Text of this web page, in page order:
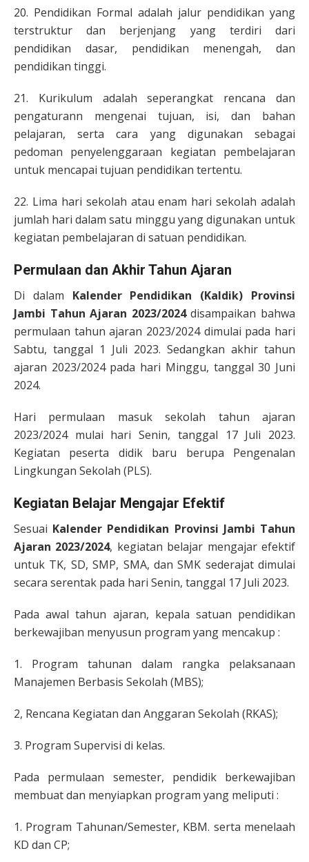
20. Pendidikan Formal adalah jalur pendidikan yang
terstruktur dan berjenjang yang terdiri dari
pendidikan dasar, pendidikan menengah, dan
pendidikan tinggi.
21. Kurikulum adalah seperangkat rencana dan
pengaturann mengenai tujuan, isi, dan bahan
pelajaran, serta cara yang digunakan sebagai
pedoman penyelenggaraan kegiatan pembelajaran
untuk mencapai tujuan pendidikan tertentu.
22. Lima hari sekolah atau enam hari sekolah adalah
jumlah hari dalam satu minggu yang digunakan untuk
kegiatan pembelajaran di satuan pendidikan.
Permulaan dan Akhir Tahun Ajaran
Di dalam Kalender Pendidikan (Kaldik) Provinsi
Jambi Tahun Ajaran 2023/2024disampaikan bahwa
permulaan tahun ajaran 2023/2024 dimulai pada hari
Sabtu, tanggal 1 Juli 2023. Sedangkan akhir tahun
ajaran 2023/2024 pada hari Minggu, tanggal 30 Juni
2024.
Hari permulaan masuk sekolah tahun ajaran
2023/2024 mulai hari Senin, tanggal 17 Juli 2023.
Kegiatan peserta didik baru berupa Pengenalan
Lingkungan Sekolah (PLS).
Kegiatan Belajar Mengajar Efektif
Sesuai Kalender Pendidikan Provinsi Jambi Tahun
Ajaran 2023/2024, kegiatan belajar mengajar efektif
untuk TK, SD, SMP, SMA, dan SMK sederajat dimulai
secara serentak pada hari Senin, tanggal 17 Juli 2023.
Pada awal tahun ajaran, kepala satuan pendidikan
berkewajiban menyusun program yang mencakup :
1. Program tahunan dalam rangka pelaksanaan
Manajemen Berbasis Sekolah (MBS);
2, Rencana Kegiatan dan Anggaran Sekolah (RKAS);
3. Program Supervisi di kelas.
Pada permulaan semester, pendidik berkewajiban
membuat dan menyiapkan program yang meliputi :
1. Program Tahunan/Semester, KBM. serta menelaah
KD dan CP;